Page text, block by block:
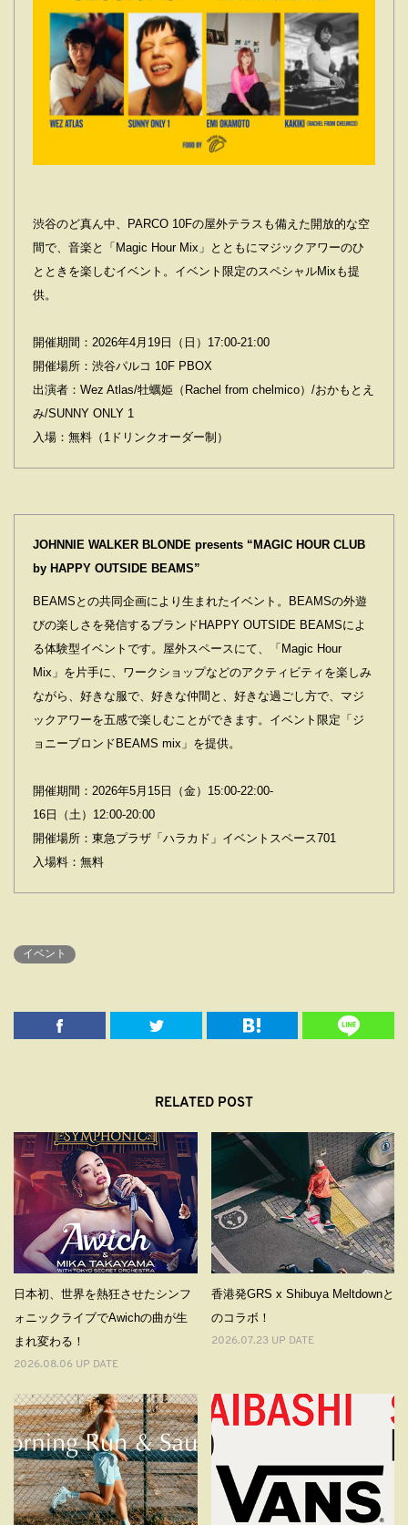
渋谷のど真ん中、PARCO 10Fの屋外テラスも備えた開放的な空
間で、音楽と「Magic Hour Mix」とともにマジックアワーのひ
とときを楽しむイベント。イベント限定のスペシャルMixも提
供。
開催期間：2026年4月19日（日）17:00-21:00
開催場所：渋谷パルコ 10F PBOX
出演者：Wez Atlas/牡蠣姫（Rachel from chelmico）/おかもとえ
み/SUNNY ONLY 1
入場：無料（1ドリンクオーダー制）
JOHNNIE WALKER BLONDE presents “MAGIC HOUR CLUB
by HAPPY OUTSIDE BEAMS”
BEAMSとの共同企画により生まれたイベント。BEAMSの外遊
びの楽しさを発信するブランドHAPPY OUTSIDE BEAMSによ
る体験型イベントです。屋外スペースにて、「Magic Hour
Mix」を片手に、ワークショップなどのアクティビティを楽しみ
ながら、好きな服で、好きな仲間と、好きな過ごし方で、マジ
ックアワーを五感で楽しむことができます。イベント限定「ジ
ョニーブロンドBEAMS mix」を提供。
開催期間：2026年5月15日（金）15:00-22:00-
16日（土）12:00-20:00
開催場所：東急プラザ「ハラカド」イベントスペース701
入場料：無料
イベント
RELATED POST
日本初、世界を熱狂させたシンフ
ォニックライブでAwichの曲が⽣
まれ変わる！
2026.08.06 UP DATE
香港発GRS x Shibuya Meltdownと
のコラボ！
2026.07.23 UP DATE